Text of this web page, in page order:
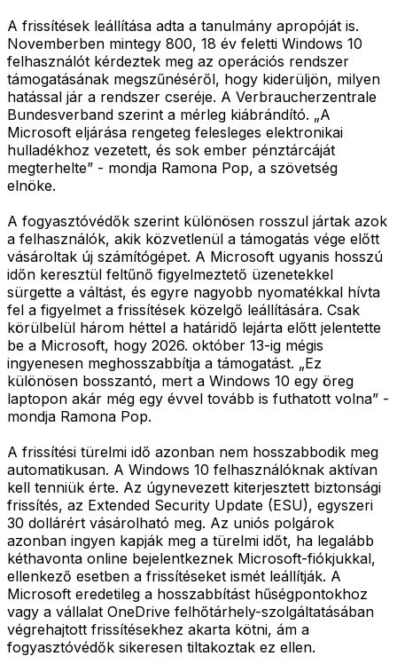
A frissítések leállítása adta a tanulmány apropóját is.
Novemberben mintegy 800, 18 év feletti Windows 10
felhasználót kérdeztek meg az operációs rendszer
támogatásának megszűnéséről, hogy kiderüljön, milyen
hatással jár a rendszer cseréje. A Verbraucherzentrale
Bundesverband szerint a mérleg kiábrándító. „A
Microsoft eljárása rengeteg felesleges elektronikai
hulladékhoz vezetett, és sok ember pénztárcáját
megterhelte” - mondja Ramona Pop, a szövetség
elnöke.
A fogyasztóvédők szerint különösen rosszul jártak azok
a felhasználók, akik közvetlenül a támogatás vége előtt
vásároltak új számítógépet. A Microsoft ugyanis hosszú
időn keresztül feltűnő figyelmeztető üzenetekkel
sürgette a váltást, és egyre nagyobb nyomatékkal hívta
fel a figyelmet a frissítések közelgő leállítására. Csak
körülbelül három héttel a határidő lejárta előtt jelentette
be a Microsoft, hogy 2026. október 13-ig mégis
ingyenesen meghosszabbítja a támogatást. „Ez
különösen bosszantó, mert a Windows 10 egy öreg
laptopon akár még egy évvel tovább is futhatott volna” -
mondja Ramona Pop.
A frissítési türelmi idő azonban nem hosszabbodik meg
automatikusan. A Windows 10 felhasználóknak aktívan
kell tenniük érte. Az úgynevezett kiterjesztett biztonsági
frissítés, az Extended Security Update (ESU), egyszeri
30 dollárért vásárolható meg. Az uniós polgárok
azonban ingyen kapják meg a türelmi időt, ha legalább
kéthavonta online bejelentkeznek Microsoft-fiókjukkal,
ellenkező esetben a frissítéseket ismét leállítják. A
Microsoft eredetileg a hosszabbítást hűségpontokhoz
vagy a vállalat OneDrive felhőtárhely-szolgáltatásában
végrehajtott frissítésekhez akarta kötni, ám a
fogyasztóvédők sikeresen tiltakoztak ez ellen.